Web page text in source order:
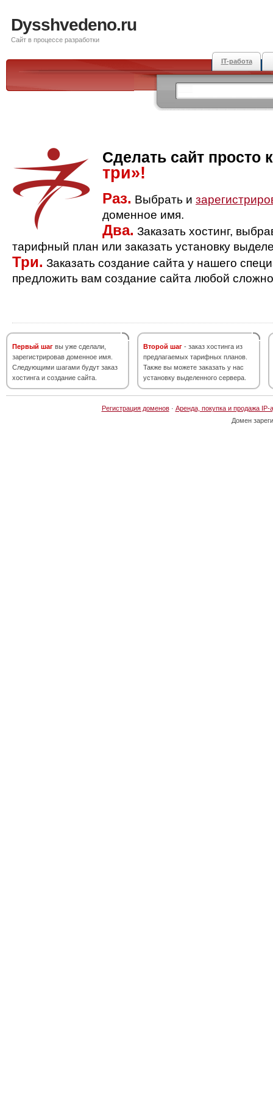
Dysshvedeno.ru
Сайт в процессе разработки
IT-работа
Сделать сайт просто
три»!
Раз. Выбрать и
доменное имя.
Два. Заказать хостинг,
тарифный план или заказать установку
Три. Заказать создание сайта у нашего
предложить вам создание сайта любой
Первый шаг вы уже сделали,
зарегистрировав доменное имя.
Следующими шагами будут заказ
хостинга и создание сайта.
Второй шаг - заказ хостинга из
предлагаемых тарифных планов.
Также вы можете заказать у нас
установку выделенного сервера.
Регистрация доменов· Аренда, покупка и продажа IP-
Домен